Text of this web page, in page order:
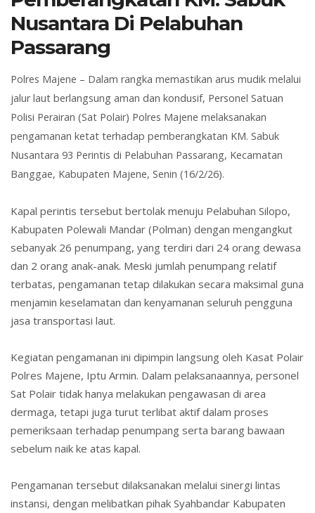
Nusantara Di Pelabuhan
Passarang
Polres Majene – Dalam rangka memastikan arus mudik melalui
jalur laut berlangsung aman dan kondusif, Personel Satuan
Polisi Perairan (Sat Polair) Polres Majene melaksanakan
pengamanan ketat terhadap pemberangkatan KM. Sabuk
Nusantara 93 Perintis di Pelabuhan Passarang, Kecamatan
Banggae, Kabupaten Majene, Senin (16/2/26).
Kapal perintis tersebut bertolak menuju Pelabuhan Silopo,
Kabupaten Polewali Mandar (Polman) dengan mengangkut
sebanyak 26 penumpang, yang terdiri dari 24 orang dewasa
dan 2 orang anak-anak. Meski jumlah penumpang relatif
terbatas, pengamanan tetap dilakukan secara maksimal guna
menjamin keselamatan dan kenyamanan seluruh pengguna
jasa transportasi laut.
Kegiatan pengamanan ini dipimpin langsung oleh Kasat Polair
Polres Majene, Iptu Armin. Dalam pelaksanaannya, personel
Sat Polair tidak hanya melakukan pengawasan di area
dermaga, tetapi juga turut terlibat aktif dalam proses
pemeriksaan terhadap penumpang serta barang bawaan
sebelum naik ke atas kapal.
Pengamanan tersebut dilaksanakan melalui sinergi lintas
instansi, dengan melibatkan pihak Syahbandar Kabupaten